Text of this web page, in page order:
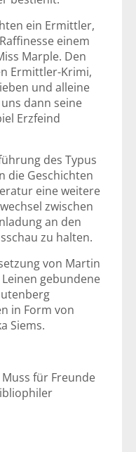
ein Ermittler,
einem
Marple. Den
Ermittler-Krimi,
und alleine
dann seine
Erzfeind
des Typus
die Geschichten
eine weitere
zwischen
an den
zu halten.
von Martin
gebundene
in Form von
Siems.
für Freunde